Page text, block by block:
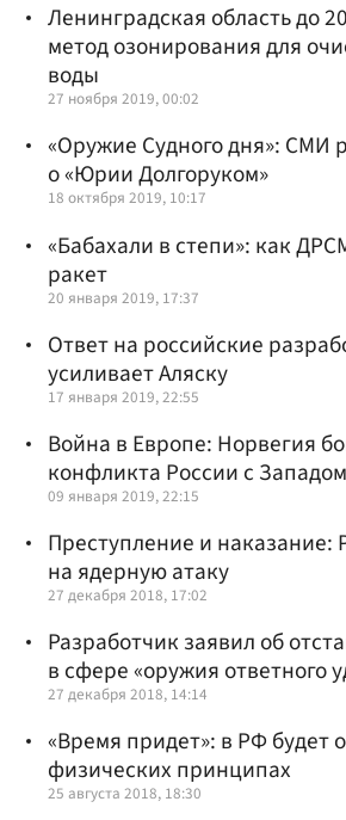
Ленинградская область до
метод озонирования для
воды
27 ноября 2019, 00:02
«Оружие Судного дня»: СМИ
о «Юрии Долгоруком»
18 октября 2019, 10:17
«Бабахали в степи»: как
ракет
20 января 2019, 17:37
Ответ на российские
усиливает Аляску
17 января 2019, 22:55
Война в Европе: Норвегия
конфликта России с Западом
09 января 2019, 22:15
Преступление и наказание:
на ядерную атаку
27 декабря 2018, 17:02
Разработчик заявил об
в сфере «оружия ответного
27 декабря 2018, 14:14
«Время придет»: в РФ будет
физических принципах
25 августа 2018, 18:30